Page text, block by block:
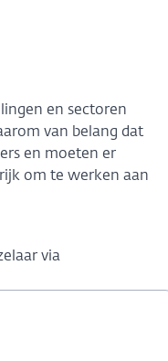
en sectoren
van belang dat
en moeten er
om te werken aan
via